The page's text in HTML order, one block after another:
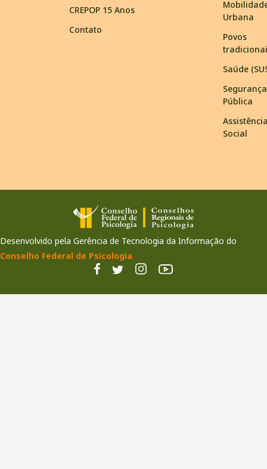
CREPOP 15 Anos
Contato
Urbana
Povos
Saúde
Segurança
Pública
Social
Desenvolvido pela Gerência de Tecnologia da Informação do
Conselho Federal de Psicologia